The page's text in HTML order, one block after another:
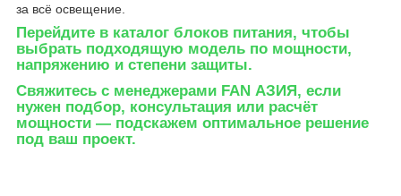
за всё освещение.
Перейдите в каталог блоков питания, чтобы
выбрать подходящую модель по мощности,
напряжению и степени защиты.
Свяжитесь с менеджерами FAN АЗИЯ , если
нужен подбор, консультация или расчёт
мощности — подскажем оптимальное решение
под ваш проект.